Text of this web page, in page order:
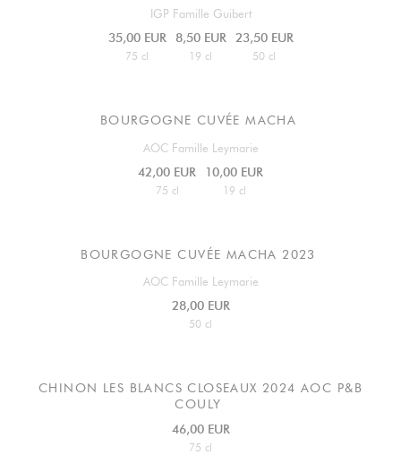
IGP Famille Guibert
35,00 EUR
75 cl
8,50 EUR
19 cl
23,50 EUR
50 cl
BOURGOGNE CUVÉE MACHA
AOC Famille Leymarie
42,00 EUR
75 cl
10,00 EUR
19 cl
BOURGOGNE CUVÉE MACHA 2023
AOC Famille Leymarie
28,00 EUR
50 cl
CHINON LES BLANCS CLOSEAUX 2024 AOC P&B
COULY
46,00 EUR
75 cl